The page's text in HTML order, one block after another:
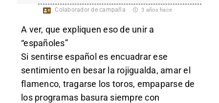
Colaborador de campaña 3 años hace
A ver, que expliquen eso de unir a
“españoles”
Si sentirse español es encuadrar ese
sentimiento en besar la rojigualda, amar el
flamenco, tragarse los toros, empaparse de
los programas basura siempre con